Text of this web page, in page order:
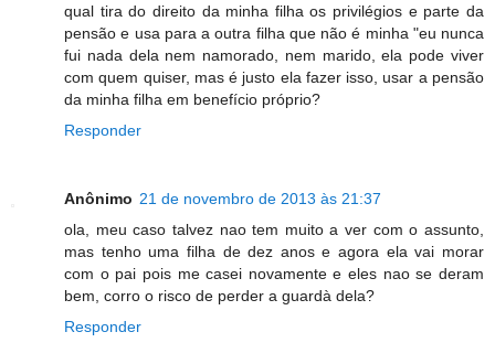
qual tira do direito da minha filha os privilégios e parte da
pensão e usa para a outra filha que não é minha "eu nunca
fui nada dela nem namorado, nem marido, ela pode viver
com quem quiser, mas é justo ela fazer isso, usar a pensão
da minha filha em benefício próprio?
Responder
Anônimo 21 de novembro de 2013 às 21:37
ola, meu caso talvez nao tem muito a ver com o assunto,
mas tenho uma filha de dez anos e agora ela vai morar
com o pai pois me casei novamente e eles nao se deram
bem, corro o risco de perder a guardà dela?
Responder